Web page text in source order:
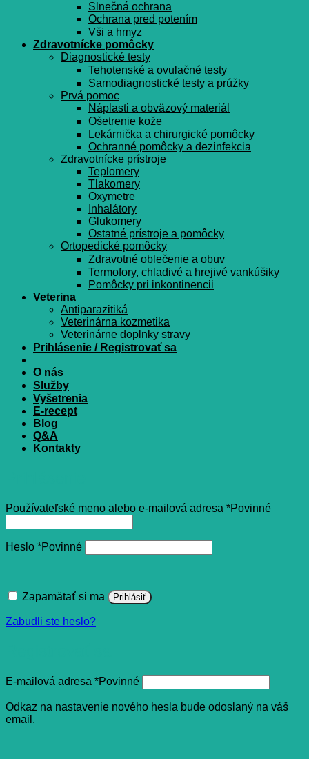
Slnečná ochrana
Ochrana pred potením
Vši a hmyz
Zdravotnícke pomôcky
Diagnostické testy
Tehotenské a ovulačné testy
Samodiagnostické testy a prúžky
Prvá pomoc
Náplasti a obväzový materiál
Ošetrenie kože
Lekárnička a chirurgické pomôcky
Ochranné pomôcky a dezinfekcia
Zdravotnícke prístroje
Teplomery
Tlakomery
Oxymetre
Inhalátory
Glukomery
Ostatné prístroje a pomôcky
Ortopedické pomôcky
Zdravotné oblečenie a obuv
Termofory, chladivé a hrejivé vankúšiky
Pomôcky pri inkontinencii
Veterina
Antiparazitiká
Veterinárna kozmetika
Veterinárne doplnky stravy
Prihlásenie / Registrovať sa
O nás
Služby
Vyšetrenia
E-recept
Blog
Q&A
Kontakty
Používateľské meno alebo e-mailová adresa *Povinné
Heslo *Povinné
Zapamätať si ma Prihlásiť
Zabudli ste heslo?
E-mailová adresa *Povinné
Odkaz na nastavenie nového hesla bude odoslaný na váš
email.